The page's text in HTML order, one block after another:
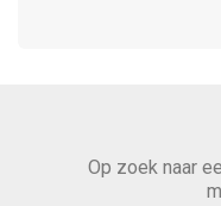
Op zoek naar